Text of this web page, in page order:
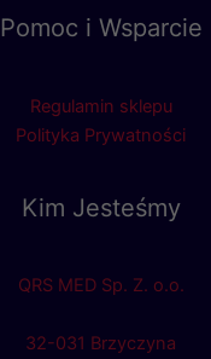
Pomoc i Wsparcie
Regulamin sklepu
Polityka Prywatności
Kim Jesteśmy
QRS MED Sp. Z. o.o.
32-031 Brzyczyna